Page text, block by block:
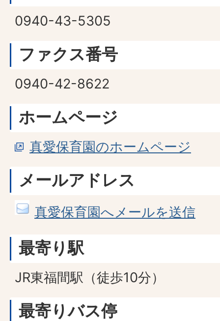
0940-43-5305
ファクス番号
0940-42-8622
ホームページ
真愛保育園のホームページ
メールアドレス
真愛保育園へメールを送信
最寄り駅
JR東福間駅（徒歩10分）
最寄りバス停